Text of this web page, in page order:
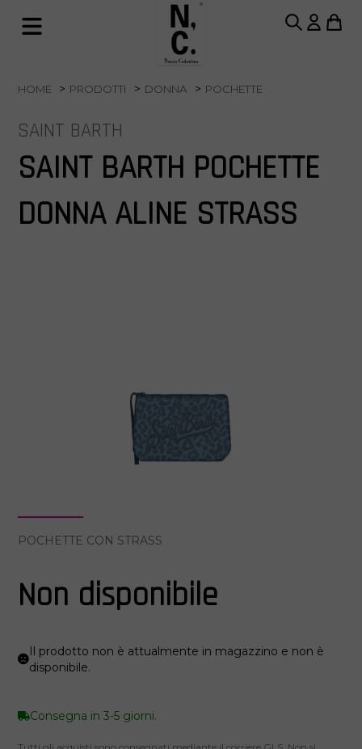
HOME PRODOTTI DONNA POCHETTE
SAINT BARTH
SAINT BARTH POCHETTE
DONNA ALINE STRASS
POCHETTE CON STRASS
Non disponibile
Il prodotto non è attualmente in magazzino e non è
disponibile.
Consegna in 3-5 giorni.